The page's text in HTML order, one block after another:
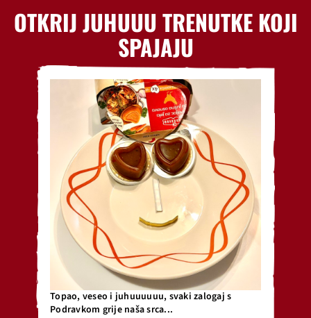
OTKRIJ JUHUUU TRENUTKE KOJI
SPAJAJU
Topao, veseo i juhuuuuuu, svaki zalogaj s
Podravkom grije naša srca...